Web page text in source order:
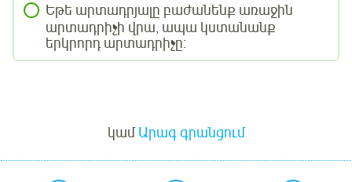
Եթե արտադրյալը բաժանենք առաջին
արտադրիչի վրա, ապա կստանանք
երկրորդ արտադրիչը:
կամԱրագ գրանցում